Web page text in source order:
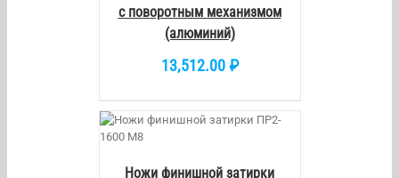
с поворотным механизмом
(алюминий)
13,512.00 ₽
Ножи финишной затирки